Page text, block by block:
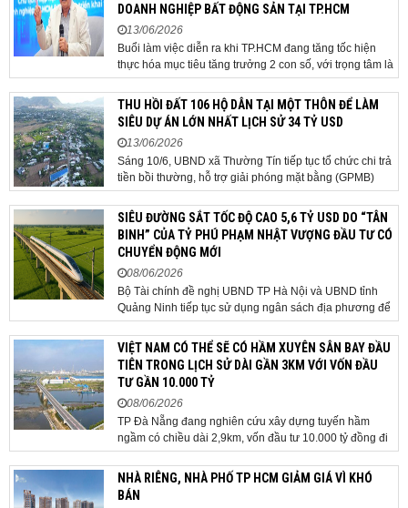
DOANH NGHIỆP BẤT ĐỘNG SẢN TẠI TP.HCM
13/06/2026
Buổi làm việc diễn ra khi TP.HCM đang tăng tốc hiện
thực hóa mục tiêu tăng trưởng 2 con số, với trọng tâm là
giải ngân đầu tư công, hoàn thiện mô hình chính quyền
địa phương 2 cấp, phát triển nhà ở xã hội và xử lý các
vướng mắc về cơ chế, chính...
THU HỒI ĐẤT 106 HỘ DÂN TẠI MỘT THÔN ĐỂ LÀM
SIÊU DỰ ÁN LỚN NHẤT LỊCH SỬ 34 TỶ USD
13/06/2026
Sáng 10/6, UBND xã Thường Tín tiếp tục tổ chức chi trả
tiền bồi thường, hỗ trợ giải phóng mặt bằng (GPMB)
cho 106 hộ gia đình, cá nhân thuộc diện thu hồi đất để
thực hiện dự án Khu đô thị thể thao Quốc tế Hà Nội trên
địa bàn thôn Nhuệ Giang. Trong...
SIÊU ĐƯỜNG SẮT TỐC ĐỘ CAO 5,6 TỶ USD DO “TÂN
BINH” CỦA TỶ PHÚ PHẠM NHẬT VƯỢNG ĐẦU TƯ CÓ
CHUYỂN ĐỘNG MỚI
08/06/2026
Bộ Tài chính đề nghị UBND TP Hà Nội và UBND tỉnh
Quảng Ninh tiếp tục sử dụng ngân sách địa phương để
thực hiện công tác giải phóng mặt bằng đối với phần
tuyến đi qua địa bàn hai địa phương, bảo đảm tiến độ
triển khai. Bộ Tài chính vừa có công văn...
VIỆT NAM CÓ THỂ SẼ CÓ HẦM XUYÊN SÂN BAY ĐẦU
TIÊN TRONG LỊCH SỬ DÀI GẦN 3KM VỚI VỐN ĐẦU
TƯ GẦN 10.000 TỶ
08/06/2026
TP Đà Nẵng đang nghiên cứu xây dựng tuyến hầm
ngầm có chiều dài 2,9km, vốn đầu tư 10.000 tỷ đồng đi
qua sân bay quốc tế. TP Đà Nẵng đang nghiên cứu một
phương án hạ tầng mang tính đột phá khi đề xuất xây
dựng tuyến hầm ngầm xuyên qua khu vực sân...
NHÀ RIÊNG, NHÀ PHỐ TP HCM GIẢM GIÁ VÌ KHÓ
BÁN